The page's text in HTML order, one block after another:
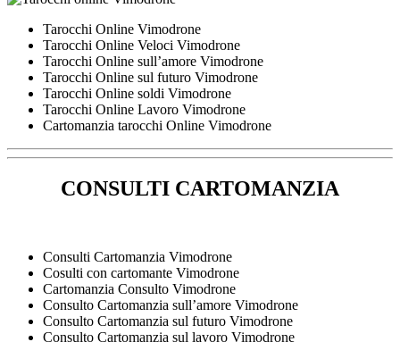
Tarocchi Online Vimodrone
Tarocchi Online Veloci Vimodrone
Tarocchi Online sull’amore Vimodrone
Tarocchi Online sul futuro Vimodrone
Tarocchi Online soldi Vimodrone
Tarocchi Online Lavoro Vimodrone
Cartomanzia tarocchi Online Vimodrone
CONSULTI CARTOMANZIA
Consulti Cartomanzia Vimodrone
Cosulti con cartomante Vimodrone
Cartomanzia Consulto Vimodrone
Consulto Cartomanzia sull’amore Vimodrone
Consulto Cartomanzia sul futuro Vimodrone
Consulto Cartomanzia sul lavoro Vimodrone